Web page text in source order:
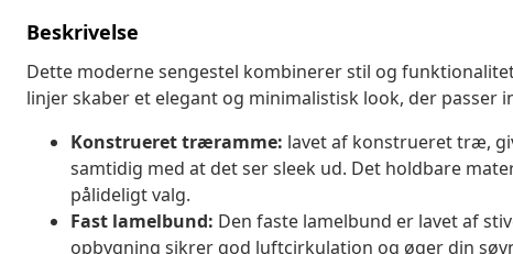
Beskrivelse
Dette moderne sengestel kombinerer stil og
linjer skaber et elegant og minimalistisk look, der passer
Konstrueret træramme: lavet af konstrueret træ,
samtidig med at det ser sleek ud. Det holdbare
pålideligt valg.
Fast lamelbund: Den faste lamelbund er lavet af
opbygning sikrer god luftcirkulation og øger din